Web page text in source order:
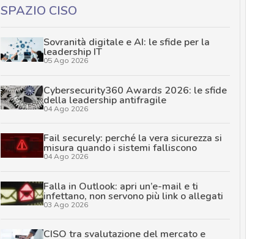
SPAZIO CISO
Sovranità digitale e AI: le sfide per la
leadership IT
05 Ago 2026
Cybersecurity360 Awards 2026: le sfide
della leadership antifragile
04 Ago 2026
Fail securely: perché la vera sicurezza si
misura quando i sistemi falliscono
04 Ago 2026
Falla in Outlook: apri un’e-mail e ti
infettano, non servono più link o allegati
03 Ago 2026
CISO tra svalutazione del mercato e